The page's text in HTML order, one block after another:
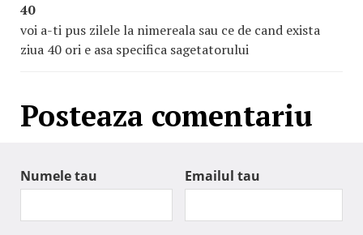
40
voi a-ti pus zilele la nimereala sau ce de cand exista
ziua 40 ori e asa specifica sagetatorului
Posteaza comentariu
Numele tau Emailul tau